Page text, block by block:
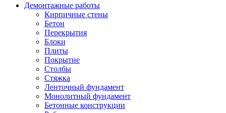
Демонтажные работы
Кирпичные стены
Бетон
Перекрытия
Блоки
Плиты
Покрытие
Столбы
Стяжка
Ленточный фундамент
Монолитный фундамент
Бетонные конструкции